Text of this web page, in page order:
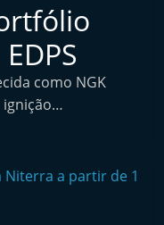
como NGK
ignição…